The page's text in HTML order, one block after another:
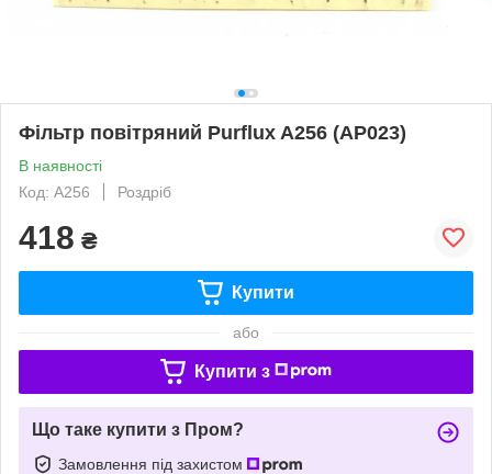
Фільтр повітряний Purflux A256 (AP023)
В наявності
Код: A256
Роздріб
418 ₴
Купити
або
Купити з
Що таке купити з Пром?
Замовлення під захистом